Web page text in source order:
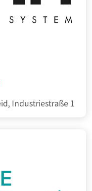
Industriestraße 1